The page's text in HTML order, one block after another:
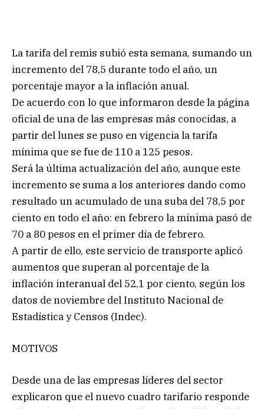
La tarifa del remis subió esta semana, sumando un
incremento del 78,5 durante todo el año, un
porcentaje mayor a la inflación anual.
De acuerdo con lo que informaron desde la página
oficial de una de las empresas más conocidas, a
partir del lunes se puso en vigencia la tarifa
mínima que se fue de 110 a 125 pesos.
Será la última actualización del año, aunque este
incremento se suma a los anteriores dando como
resultado un acumulado de una suba del 78,5 por
ciento en todo el año: en febrero la mínima pasó de
70 a 80 pesos en el primer día de febrero.
A partir de ello, este servicio de transporte aplicó
aumentos que superan al porcentaje de la
inflación interanual del 52,1 por ciento, según los
datos de noviembre del Instituto Nacional de
Estadística y Censos (Indec).
MOTIVOS
Desde una de las empresas líderes del sector
explicaron que el nuevo cuadro tarifario responde